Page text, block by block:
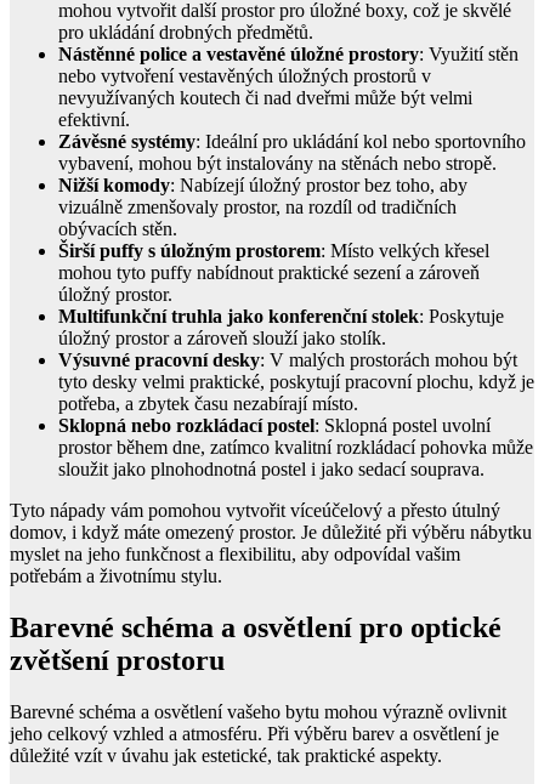
mohou vytvořit další prostor pro úložné boxy, což je skvělé
pro ukládání drobných předmětů.
Nástěnné police a vestavěné úložné prostory: Využití stěn
nebo vytvoření vestavěných úložných prostorů v
nevyužívaných koutech či nad dveřmi může být velmi
efektivní.
Závěsné systémy: Ideální pro ukládání kol nebo sportovního
vybavení, mohou být instalovány na stěnách nebo stropě.
Nižší komody: Nabízejí úložný prostor bez toho, aby
vizuálně zmenšovaly prostor, na rozdíl od tradičních
obývacích stěn.
Širší puffy s úložným prostorem: Místo velkých křesel
mohou tyto puffy nabídnout praktické sezení a zároveň
úložný prostor.
Multifunkční truhla jako konferenční stolek: Poskytuje
úložný prostor a zároveň slouží jako stolík.
Výsuvné pracovní desky: V malých prostorách mohou být
tyto desky velmi praktické, poskytují pracovní plochu, když je
potřeba, a zbytek času nezabírají místo.
Sklopná nebo rozkládací postel: Sklopná postel uvolní
prostor během dne, zatímco kvalitní rozkládací pohovka může
sloužit jako plnohodnotná postel i jako sedací souprava.
Tyto nápady vám pomohou vytvořit víceúčelový a přesto útulný
domov, i když máte omezený prostor. Je důležité při výběru nábytku
myslet na jeho funkčnost a flexibilitu, aby odpovídal vašim
potřebám a životnímu stylu.
Barevné schéma a osvětlení pro optické
zvětšení prostoru
Barevné schéma a osvětlení vašeho bytu mohou výrazně ovlivnit
jeho celkový vzhled a atmosféru. Při výběru barev a osvětlení je
důležité vzít v úvahu jak estetické, tak praktické aspekty.